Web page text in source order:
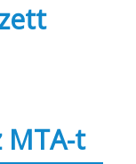
MTA-t